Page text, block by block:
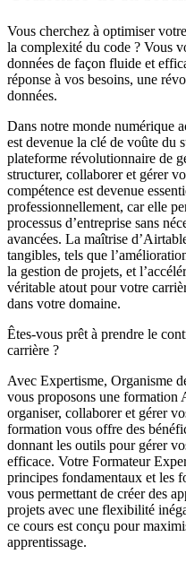
Vous cherchez à optimiser
la complexité du code ? Vous
données de façon fluide et
réponse à vos besoins, une
données.
Dans notre monde numérique
est devenue la clé de voûte du
plateforme révolutionnaire de
structurer, collaborer et gérer
compétence est devenue
professionnellement, car elle
processus d’entreprise sans
avancées. La maîtrise
tangibles, tels que
la gestion de projets, et
véritable atout pour votre
dans votre domaine.
Êtes-vous prêt à prendre le
carrière ?
Avec Expertisme, Organisme
vous proposons une formation
organiser, collaborer et gérer
formation vous offre des
donnant les outils pour gérer
efficace. Votre Formateur
principes fondamentaux et les
vous permettant de créer des
projets avec une flexibilité
ce cours est conçu pour
apprentissage.